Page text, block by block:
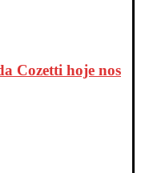
Cozetti hoje nos